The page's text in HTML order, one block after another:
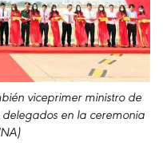
viceprimer ministro de
delegados en la ceremonia